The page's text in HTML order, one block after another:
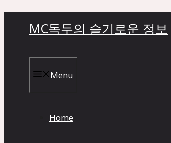
MC독두의 슬기로운 정보
Menu
Home